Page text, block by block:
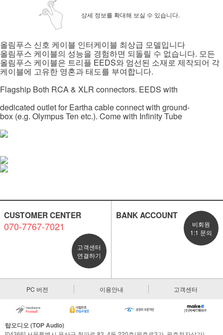
상세 정보를 확대해 보실 수 있습니다.
올림푸스 신호 케이블 인터케이블 최상급 모델입니다
올림푸스 케이블의 성능을 경험하면 되돌릴 수 없습니다. 모든
올림푸스 케이블은 트리플 EEDS와 엄선된 소재로 제작되어 각
케이블에 고유한 영혼과 태도를 부여합니다.
Flagship Both RCA & XLR connectors. EEDS with
dedicated outlet for Eartha cable connect with ground-
box (e.g. Olympus Ten etc.). Come with Infinity Tube
CUSTOMER CENTER
070-7767-7021
고객센터
연결하기
BANK ACCOUNT
비회원
1:1 문의
PC 버전 이용안내 고객센터
탑오디오 (TOP Audio)